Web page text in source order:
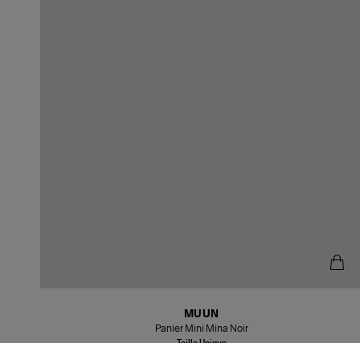
MUUN
Panier Mini Mina Noir